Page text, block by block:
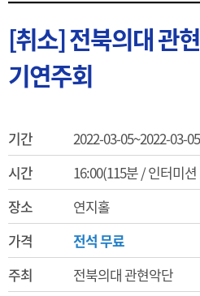
[취소] 전북의대 관
기연주회
기간
2022-03-05~2022-03-05
시간
16:00(115분 / 인터미
장소
연지홀
가격
전석 무료
주최
전북의대 관현악단